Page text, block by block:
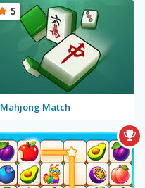
Mahjong Match
5